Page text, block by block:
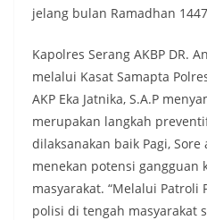
jelang bulan Ramadhan
Kapolres Serang AKBP DR.
melalui Kasat Samapta
AKP Eka Jatnika, S.A.P
merupakan langkah
dilaksanakan baik Pagi,
menekan potensi gangguan
masyarakat. “Melalui Patroli
polisi di tengah masyarakat